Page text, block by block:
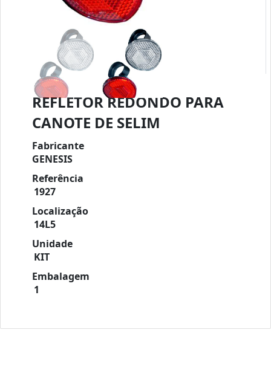
REFLETOR REDONDO PARA
CANOTE DE SELIM
Fabricante
GENESIS
Referência
1927
Localização
14L5
Unidade
KIT
Embalagem
1